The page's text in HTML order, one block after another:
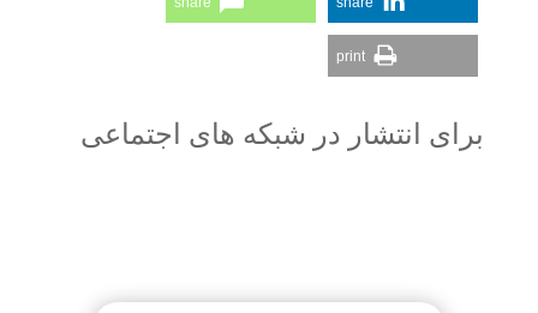
print
برای انتشار در شبکه های اجتماعی